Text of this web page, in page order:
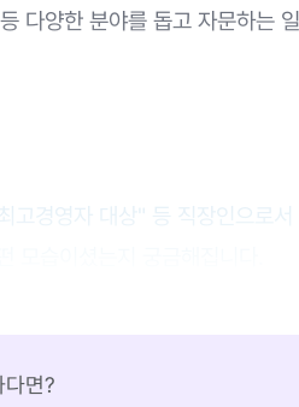
다양한 분야를 돕고 자문하는
경영자 대상" 등 직장인으로서
다면?